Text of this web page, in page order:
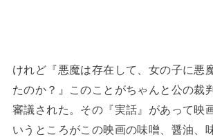
けれど『悪魔は存在して、女の子に悪
たのか？』このことがちゃんと公の裁
審議された。その『実話』があって映
いうところがこの映画の味噌、醤油、